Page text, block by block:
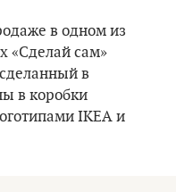
в одном из
«Сделай сам»
в
в коробки
IKEA и